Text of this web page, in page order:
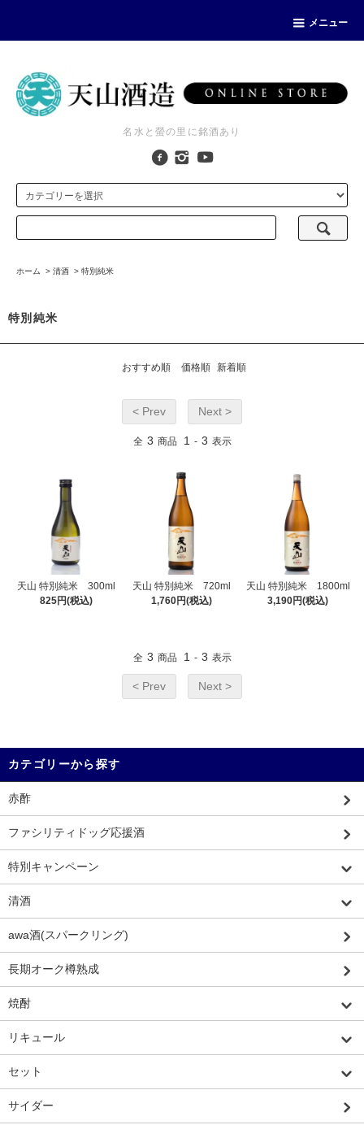
メニュー
名水と螢の里に銘酒あり
ホーム > 清酒 > 特別純米
特別純米
おすすめ順 価格順 新着順
< Prev Next >
全 3 商品 1 - 3 表示
天山 特別純米 300ml
825円(税込)
天山 特別純米 720ml
1,760円(税込)
天山 特別純米 1800ml
3,190円(税込)
全 3 商品 1 - 3 表示
< Prev Next >
カテゴリーから探す
赤酢
ファシリティドッグ応援酒
特別キャンペーン
清酒
awa酒(スパークリング)
長期オーク樽熟成
焼酎
リキュール
セット
サイダー